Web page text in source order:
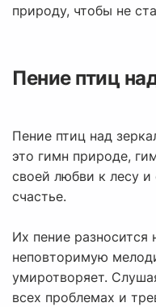
природу, чтобы не
Пение птиц
Пение птиц над
это гимн природе,
своей любви к лесу и
счастье.
Их пение разносится
неповторимую
умиротворяет.
всех проблемах и